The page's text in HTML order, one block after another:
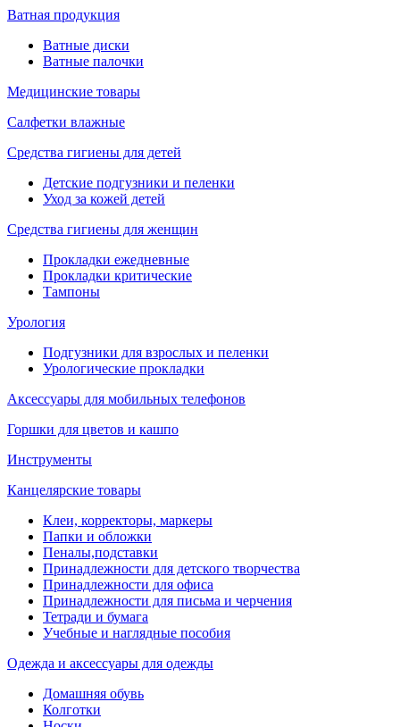
Ватная продукция
Ватные диски
Ватные палочки
Медицинские товары
Салфетки влажные
Средства гигиены для детей
Детские подгузники и пеленки
Уход за кожей детей
Средства гигиены для женщин
Прокладки ежедневные
Прокладки критические
Тампоны
Урология
Подгузники для взрослых и пеленки
Урологические прокладки
Аксессуары для мобильных телефонов
Горшки для цветов и кашпо
Инструменты
Канцелярские товары
Клеи, корректоры, маркеры
Папки и обложки
Пеналы,подставки
Принадлежности для детского творчества
Принадлежности для офиса
Принадлежности для письма и черчения
Тетради и бумага
Учебные и наглядные пособия
Одежда и аксессуары для одежды
Домашняя обувь
Колготки